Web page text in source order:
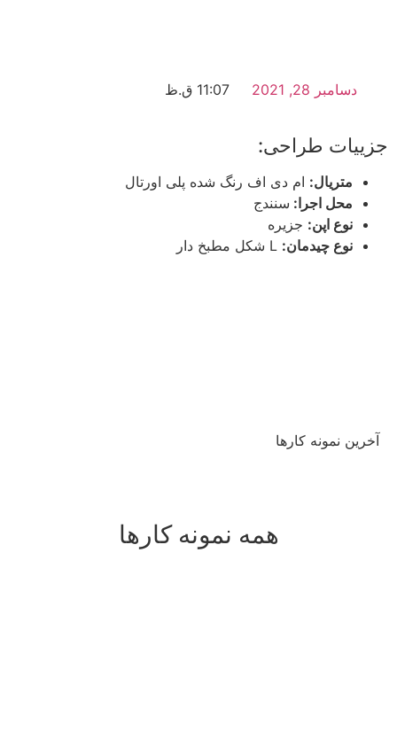
دسامبر 28, 2021 11:07 ق.ظ
جزییات طراحی:
متریال: ام دی اف رنگ شده پلی اورتال
محل اجرا: سنندج
نوع اپن: جزیره
نوع چیدمان:
آخرین نمونه کارها
همه نمونه کارها